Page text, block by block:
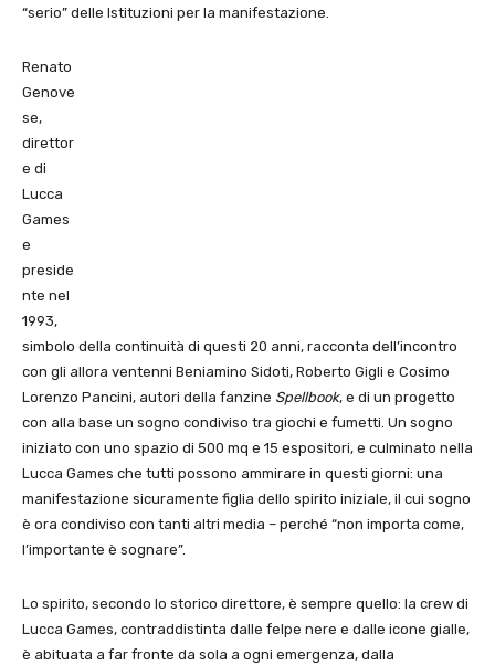
“serio” delle Istituzioni per la manifestazione.
Renato
Genove
se,
direttor
e di
Lucca
Games
e
preside
nte nel
1993,
simbolo della continuità di questi 20 anni, racconta dell’incontro
con gli allora ventenni Beniamino Sidoti, Roberto Gigli e Cosimo
Lorenzo Pancini, autori della fanzine Spellbook, e di un progetto
con alla base un sogno condiviso tra giochi e fumetti. Un sogno
iniziato con uno spazio di 500 mq e 15 espositori, e culminato nella
Lucca Games che tutti possono ammirare in questi giorni: una
manifestazione sicuramente figlia dello spirito iniziale, il cui sogno
è ora condiviso con tanti altri media – perché “non importa come,
l’importante è sognare”.
Lo spirito, secondo lo storico direttore, è sempre quello: la crew di
Lucca Games, contraddistinta dalle felpe nere e dalle icone gialle,
è abituata a far fronte da sola a ogni emergenza, dalla